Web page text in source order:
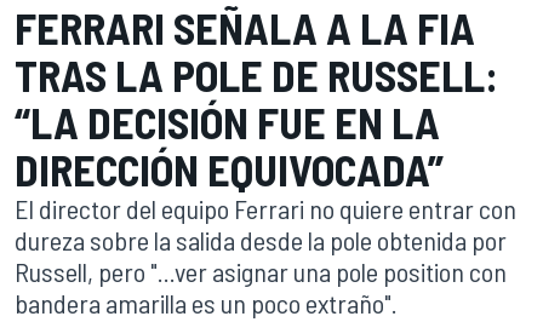
FERRARI SEÑALA A LA FIA
TRAS LA POLE DE RUSSELL:
“LA DECISIÓN FUE EN LA
DIRECCIÓN EQUIVOCADA”
El director del equipo Ferrari no quiere entrar con
dureza sobre la salida desde la pole obtenida por
Russell, pero "...ver asignar una pole position con
bandera amarilla es un poco extraño".